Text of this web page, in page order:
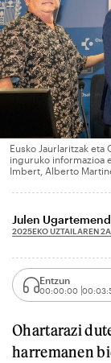
Eusko Jaurlaritzak eta
inguruko informazioa
Imbert, Alberto
Julen
2025EKO UZTAILAREN 2A
Entzun
00:00:00
Ohartarazi
harremanen